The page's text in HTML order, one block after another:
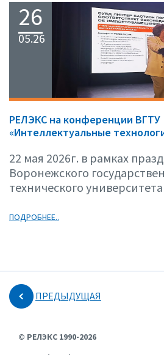
26
05.26
РЕЛЭКС на конференции ВГТУ
«Интеллектуальные
22 мая 2026г. в рамках
Воронежского
технического университета
ПОДРОБНЕЕ..
ПРЕДЫДУЩАЯ
© РЕЛЭКС 1990-2026